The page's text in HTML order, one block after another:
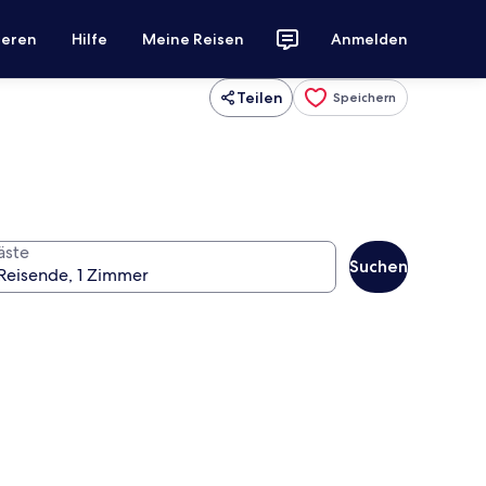
Hilfe Meine Reisen Anmelden
Teilen Speichern
Suchen